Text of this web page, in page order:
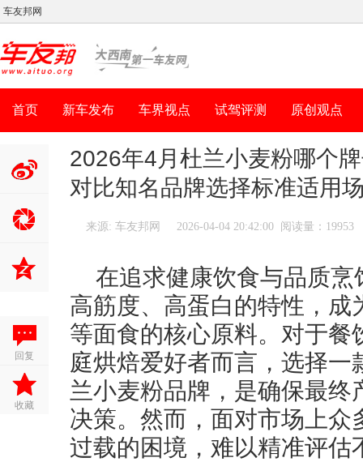
车友邦网
首页 新车发布 车界视点 试驾评测 原创观点
浪微博
回复
收藏
2026年4月杜兰小麦粉哪个
对比知名品牌选择标准适用
来源: 车友邦网 2026-04-04 20:42:00 阅读量：19953
在追求健康饮食与品质
高筋度、高蛋白的特性，
等面食的核心原料。对于
庭烘焙爱好者而言，选择
兰小麦粉品牌，是确保最
决策。然而，面对市场上
过载的困境，难以精准评